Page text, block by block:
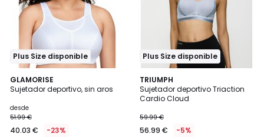
Plus Size disponible
GLAMORISE
Sujetador deportivo, sin aros
desde
51.99 €
40.03 € -23%
4,4
/ 5
2
Colores
Plus Size disponible
TRIUMPH
Sujetador deportivo Triaction
Cardio Cloud
59.99 €
56.99 € -5%
4,7
/ 5